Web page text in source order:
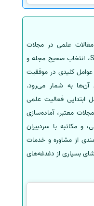
علمی در مجلات
معتبر بین‌المللی مانند ISI و Scopus، انتخاب صحیح مجله و
عوامل کلیدی در موفقیت
آن‌ها به شمار می‌رود.
ابتدایی فعالیت علمی
معتبر، آماده‌سازی
و مکاتبه با سردبیران
از مشاوره و خدمات
بسیاری از دغدغه‌های